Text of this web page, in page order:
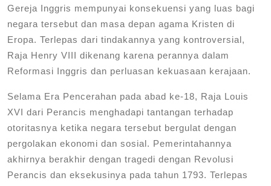
Gereja Inggris mempunyai konsekuensi yang luas bagi
negara tersebut dan masa depan agama Kristen di
Eropa. Terlepas dari tindakannya yang kontroversial,
Raja Henry VIII dikenang karena perannya dalam
Reformasi Inggris dan perluasan kekuasaan kerajaan.
Selama Era Pencerahan pada abad ke-18, Raja Louis
XVI dari Perancis menghadapi tantangan terhadap
otoritasnya ketika negara tersebut bergulat dengan
pergolakan ekonomi dan sosial. Pemerintahannya
akhirnya berakhir dengan tragedi dengan Revolusi
Perancis dan eksekusinya pada tahun 1793. Terlepas